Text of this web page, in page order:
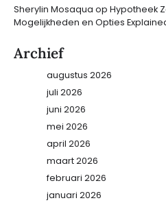
Sherylin Mosaqua op Hypotheek
Mogelijkheden en Opties
Archief
augustus 2026
juli 2026
juni 2026
mei 2026
april 2026
maart 2026
februari 2026
januari 2026